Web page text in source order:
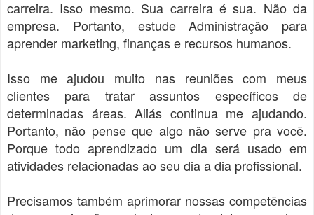
carreira. Isso mesmo. Sua carreira é sua. Não da
empresa. Portanto, estude Administração para
aprender marketing, finanças e recursos humanos.
Isso me ajudou muito nas reuniões com meus
clientes para tratar assuntos específicos de
determinadas áreas. Aliás continua me ajudando.
Portanto, não pense que algo não serve pra você.
Porque todo aprendizado um dia será usado em
atividades relacionadas ao seu dia a dia profissional.
Precisamos também aprimorar nossas competências